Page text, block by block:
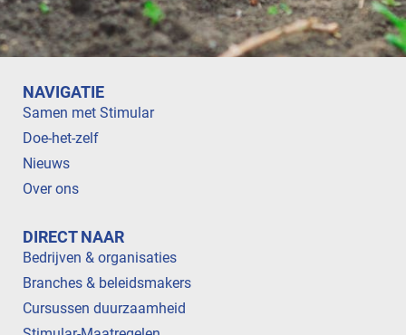
NAVIGATIE
Samen met Stimular
Doe-het-zelf
Nieuws
Over ons
DIRECT NAAR
Bedrijven & organisaties
Branches & beleidsmakers
Cursussen duurzaamheid